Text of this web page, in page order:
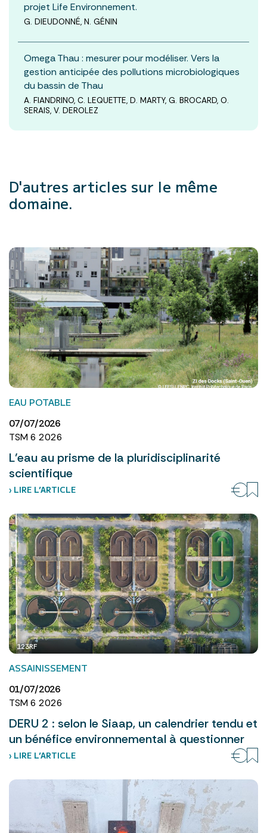
projet Life Environnement.
G. DIEUDONNÉ, N. GÉNIN
Omega Thau : mesurer pour modéliser. Vers la
gestion anticipée des pollutions microbiologiques
du bassin de Thau
A. FIANDRINO, C. LEQUETTE, D. MARTY, G. BROCARD, O.
SERAIS, V. DEROLEZ
D'autres articles sur le même
domaine.
EAU POTABLE
07/07/2026
TSM 6 2026
L’eau au prisme de la pluridisciplinarité
scientifique
› LIRE L’ARTICLE
123RF
ASSAINISSEMENT
01/07/2026
TSM 6 2026
DERU 2 : selon le Siaap, un calendrier tendu et
un bénéfice environnemental à questionner
› LIRE L’ARTICLE